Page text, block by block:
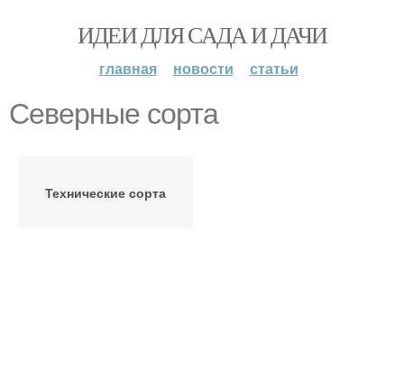
ИДЕИ ДЛЯ САДА И ДАЧИ
главная новости статьи
Северные сорта
Технические сорта